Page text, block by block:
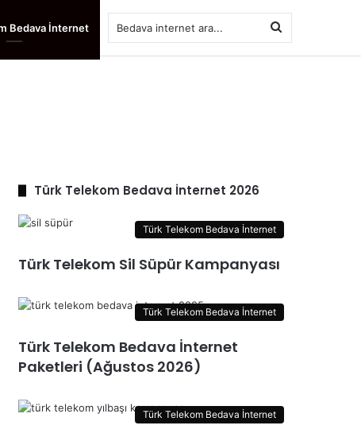
Bedava İnternet Bedava
Türk Telekom Bedava İnternet 2026
Türk Telekom Bedava İnternet
Türk Telekom Sil Süpür Kampanyası
Türk Telekom Bedava İnternet
Türk Telekom Bedava İnternet
Paketleri (Ağustos 2026)
Türk Telekom Bedava İnternet